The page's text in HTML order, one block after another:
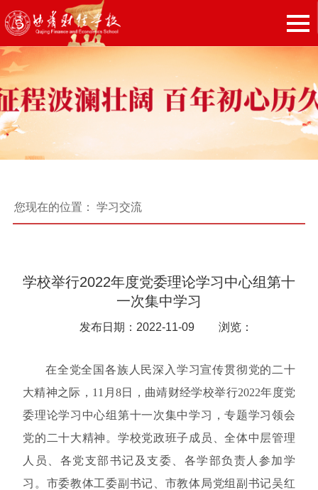
您现在的位置：学习交流
学校举行2022年度党委理论学习中心组第十
一次集中学习
发布日期：2022-11-09 浏览：
在全党全国各族人民深入学习宣传贯彻党的二十
大精神之际， 11 月 8日，曲靖财经学校举行2022年度党
委理论学习中心组第十一次集中学习，专题学习领会
党的二十大精神。学校党政班子成员、全体中层管理
人员、各党支部书记及支委、各学部负责人参加学
习。市委教体工委副书记、市教体局党组副书记吴红